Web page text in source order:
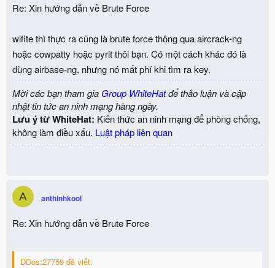
Re: Xin hướng dẫn về Brute Force
wifite thì thực ra cũng là brute force thông qua aircrack-ng
hoặc cowpatty hoặc pyrit thôi bạn. Có một cách khác đó là
dùng airbase-ng, nhưng nó mất phí khi tìm ra key.
Mời các bạn tham gia Group WhiteHatđể thảo luận và cập
nhật tin tức an ninh mạng hàng ngày.
Lưu ý từ WhiteHat: Kiến thức an ninh mạng để phòng chống,
không làm điều xấu. Luật pháp liên quan
A anthinhkool
Re: Xin hướng dẫn về Brute Force
DDos;27759 đã viết: